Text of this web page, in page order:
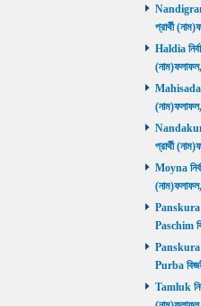
Nandigram
প্রার্থী
Haldia
Mahisadal
প্রার্থী
Moyna
Panskura
Paschim
Panskura
Purba
Tamluk